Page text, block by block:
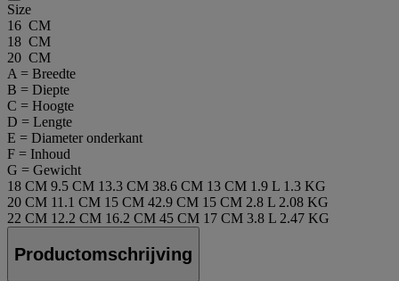
Size
16 CM
18 CM
20 CM
A = Breedte
B = Diepte
C = Hoogte
D = Lengte
E = Diameter onderkant
F = Inhoud
G = Gewicht
18 CM 9.5 CM 13.3 CM 38.6 CM 13 CM 1.9 L 1.3 KG
20 CM 11.1 CM 15 CM 42.9 CM 15 CM 2.8 L 2.08 KG
22 CM 12.2 CM 16.2 CM 45 CM 17 CM 3.8 L 2.47 KG
Productomschrijving